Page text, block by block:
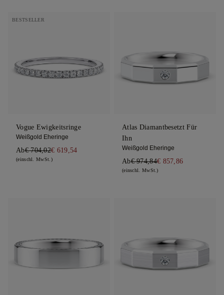
BESTSELLER
Vogue Ewigkeitsringe
Weißgold Eheringe
Ab€ 704,02€ 619,54
(einschl. MwSt.)
Atlas Diamantbesetzt Für
Ihn
Weißgold Eheringe
Ab€ 974,84€ 857,86
(einschl. MwSt.)